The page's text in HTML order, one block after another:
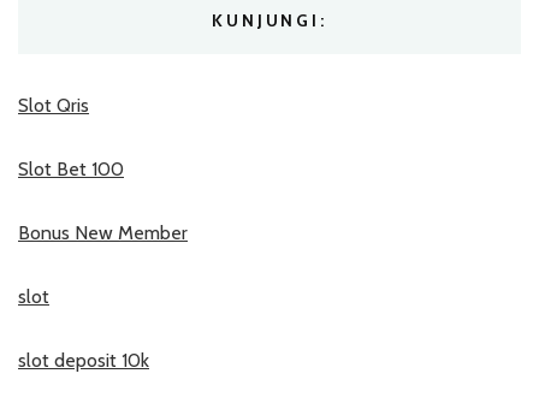
KUNJUNGI:
Slot Qris
Slot Bet 100
Bonus New Member
slot
slot deposit 10k